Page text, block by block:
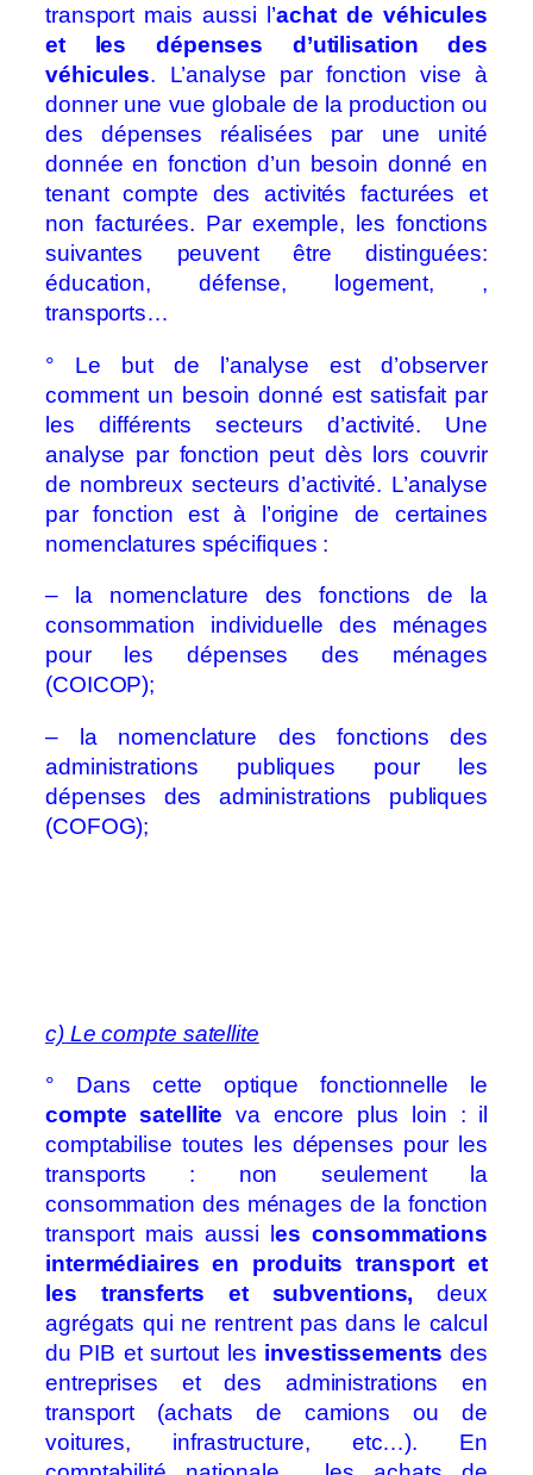
transport mais aussi l’achat de véhicules
et les dépenses d’utilisation des
véhicules. L’analyse par fonction vise à
donner une vue globale de la production ou
des dépenses réalisées par une unité
donnée en fonction d’un besoin donné en
tenant compte des activités facturées et
non facturées. Par exemple, les fonctions
suivantes peuvent être distinguées:
éducation, défense, logement, ,
transports…
° Le but de l’analyse est d’observer
comment un besoin donné est satisfait par
les différents secteurs d’activité. Une
analyse par fonction peut dès lors couvrir
de nombreux secteurs d’activité. L’analyse
par fonction est à l’origine de certaines
nomenclatures spécifiques :
– la nomenclature des fonctions de la
consommation individuelle des ménages
pour les dépenses des ménages
(COICOP);
– la nomenclature des fonctions des
administrations publiques pour les
dépenses des administrations publiques
(COFOG);
c) Le compte satellite
° Dans cette optique fonctionnelle le
compte satellite va encore plus loin : il
comptabilise toutes les dépenses pour les
transports : non seulement la
consommation des ménages de la fonction
transport mais aussi les consommations
intermédiaires en produits transport et
les transferts et subventions,deux
agrégats qui ne rentrent pas dans le calcul
du PIB et surtout les investissements des
entreprises et des administrations en
transport (achats de camions ou de
voitures, infrastructure, etc…). En